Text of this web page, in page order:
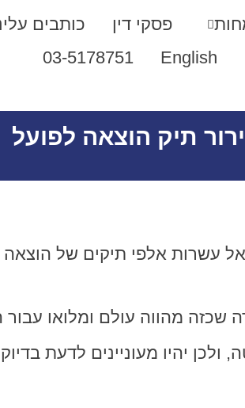
פסקי דין כותבים
English
03-5178751
תיק הוצאה לפועל
עשרות אלפי תיקים של
מהווה עולם ומלואו עבור
ולכן יהיו מעוניינים לדעת